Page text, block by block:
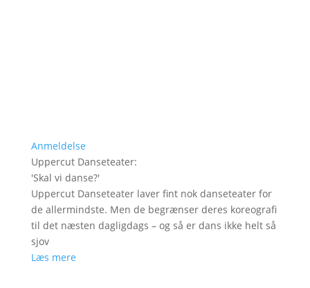
Anmeldelse
Uppercut Danseteater:
'Skal vi danse?'
Uppercut Danseteater laver fint nok danseteater for
de allermindste. Men de begrænser deres koreografi
til det næsten dagligdags – og så er dans ikke helt så
sjov
Læs mere